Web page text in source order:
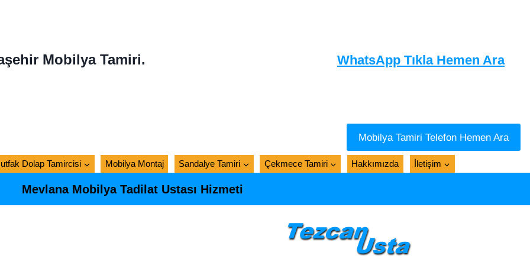
Mobilya Tamiri. WhatsApp Tıkla Hemen Ara
Mobilya Tamiri Telefon Hemen Ara
Dolap Tamircisi Mobilya Montaj Sandalye Tamiri Çekmece Tamiri Hakkımızda İletişim
Mevlana Mobilya Tadilat Ustası Hizmeti